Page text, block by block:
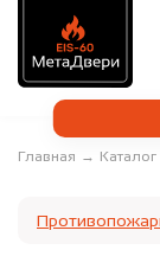
Главная → Каталог